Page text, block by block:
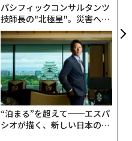
パシフィックコンサルタンツ
技師長の"北極星"。災害への
無力感を乗り越え見つけた、
防災一筋20年の答え
“泊まる”を超えて──エスパ
シオが描く、新しい日本のラ